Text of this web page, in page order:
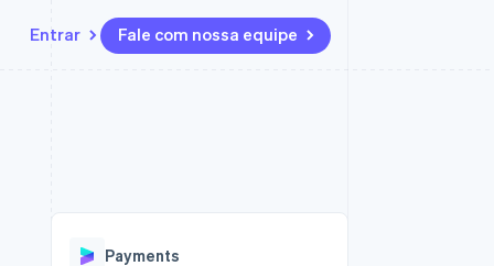
Entrar Fale com nossa equipe
Radar
Status da API
Payments